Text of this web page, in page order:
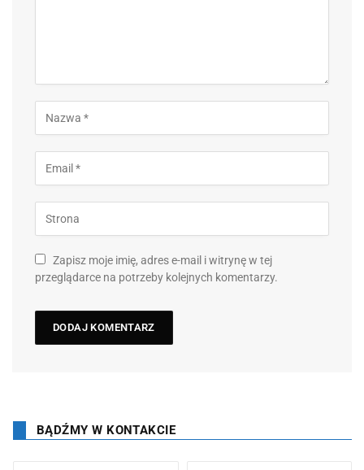
Zapisz moje imię, adres e-mail i witrynę w tej
przeglądarce na potrzeby kolejnych komentarzy.
BĄDŹMY W KONTAKCIE